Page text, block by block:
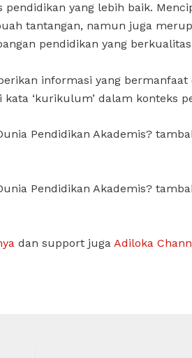
yang lebih baik.
tantangan, namun juga
pendidikan yang
informasi yang bermanfaat
‘kurikulum’ dalam konteks
Pendidikan Akademis?
Pendidikan Akademis?
dan support juga Adiloka